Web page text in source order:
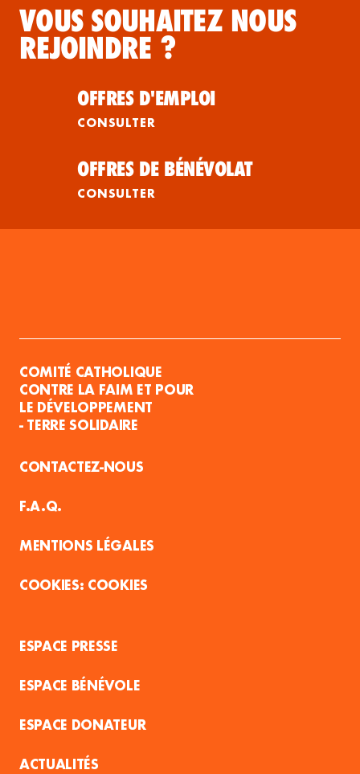
VOUS SOUHAITEZ NOUS
REJOINDRE ?
OFFRES D'EMPLOI
CONSULTER
OFFRES DE BÉNÉVOLAT
CONSULTER
COMITÉ CATHOLIQUE
CONTRE LA FAIM ET POUR
LE DÉVELOPPEMENT
- TERRE SOLIDAIRE
CONTACTEZ-NOUS
F.A.Q.
MENTIONS LÉGALES
COOKIES
ESPACE PRESSE
ESPACE BÉNÉVOLE
ESPACE DONATEUR
ACTUALITÉS